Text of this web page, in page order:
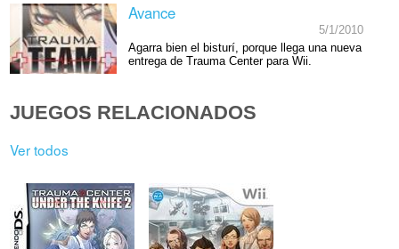
Avance
5/1/2010
Agarra bien el bisturí, porque llega una nueva
entrega de Trauma Center para Wii.
JUEGOS RELACIONADOS
Ver todos